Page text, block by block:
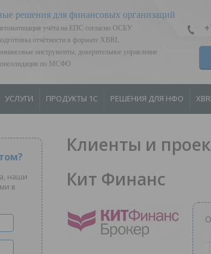
решения для финансовых организаций
учёта на ЕПС согласно ОСБУ
отчётности в формате XBRL
инструменты, доверительное управление
по МСФО
УСЛУГИ ПРОДУКТЫ 1С РЕШЕНИЯ ДЛЯ НФО
наши
в
Клиенты и
Кит Финанс